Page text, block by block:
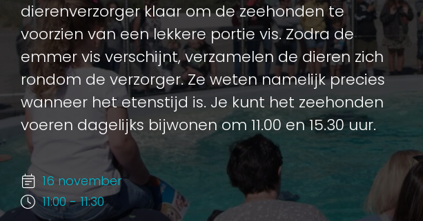
dierenverzorger klaar om de zeehonden te
voorzien van een lekkere portie vis. Zodra de
emmer vis verschijnt, verzamelen de dieren zich
rondom de verzorger. Ze weten namelijk precies
wanneer het etenstijd is. Je kunt het zeehonden
voeren dagelijks bijwonen om 11.00 en 15.30 uur.
16 november
11:00 - 11:30